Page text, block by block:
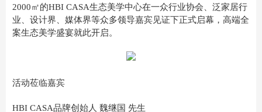
2000㎡的HBI CASA生态美学中心在一众行业协会、泛家居行
业、设计界、媒体界等众多领导嘉宾见证下正式启幕，高端全
案生态美学盛宴就此开启。
活动莅临嘉宾
HBI CASA品牌创始人 魏继国 先生